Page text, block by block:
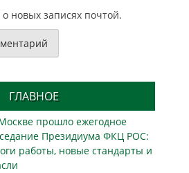
новых записях почтой.
ГЛАВНОЕ
прошло ежегодное
Президиума ФКЦ РОС:
работы, новые стандарты и